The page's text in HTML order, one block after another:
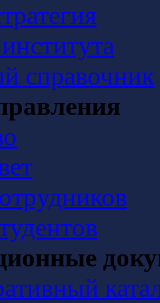
справочник